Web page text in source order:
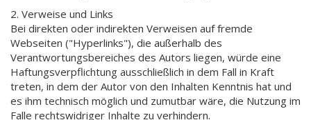
2. Verweise und Links
Bei direkten oder indirekten Verweisen auf fremde
Webseiten ("Hyperlinks"), die außerhalb des
Verantwortungsbereiches des Autors liegen, würde eine
Haftungsverpflichtung ausschließlich in dem Fall in Kraft
treten, in dem der Autor von den Inhalten Kenntnis hat und
es ihm technisch möglich und zumutbar wäre, die Nutzung im
Falle rechtswidriger Inhalte zu verhindern.